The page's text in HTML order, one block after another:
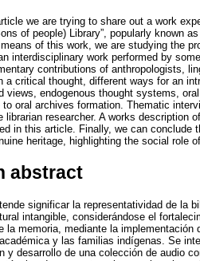
we are trying to share out a work
of people) Library”, popularly known
of this work, we are studying the
interdisciplinary work performed by
contributions of anthropologists,
a critical thought, different ways for an
views, endogenous thought systems,
oral archives formation. Thematic
librarian researcher. A works description
in this article. Finally, we can
heritage, highlighting the social role
abstract
significar la representatividad de la
intangible, considerándose el
la memoria, mediante la
y las familias indígenas. Se
y desarrollo de una colección de audio